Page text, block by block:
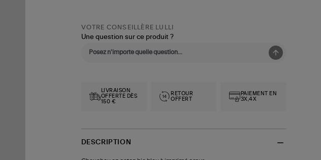
VOTRE CONSEILLÈRE LULLI
Une question sur ce produit ?
LIVRAISON
OFFERTE DÈS
150 €
RETOUR
OFFERT
PAIEMENT EN
3X,4X
DESCRIPTION